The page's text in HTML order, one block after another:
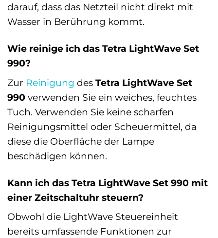
darauf, dass das Netzteil nicht direkt mit
Wasser in Berührung kommt.
Wie reinige ich das Tetra LightWave Set
990?
Zur Reinigung des Tetra LightWave Set
990 verwenden Sie ein weiches, feuchtes
Tuch. Verwenden Sie keine scharfen
Reinigungsmittel oder Scheuermittel, da
diese die Oberfläche der Lampe
beschädigen können.
Kann ich das Tetra LightWave Set 990 mit
einer Zeitschaltuhr steuern?
Obwohl die LightWave Steuereinheit
bereits umfassende Funktionen zur